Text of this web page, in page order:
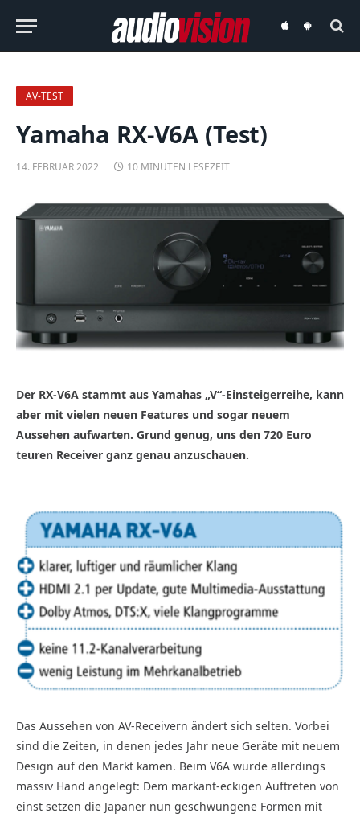
audiovisionaudiovision
AV-TEST
Yamaha RX-V6A (Test)
14. FEBRUAR 2022 10 MINUTEN LESEZEIT
Der RX-V6A stammt aus Yamahas „V“-Einsteigerreihe, kann
aber mit vielen neuen Features und sogar neuem
Aussehen aufwarten. Grund genug, uns den 720 Euro
teuren Receiver ganz genau anzuschauen.
Das Aussehen von AV-Receivern ändert sich selten. Vorbei
sind die Zeiten, in denen jedes Jahr neue Geräte mit neuem
Design auf den Markt kamen. Beim V6A wurde allerdings
massiv Hand angelegt: Dem markant-eckigen Auftreten von
einst setzen die Japaner nun geschwungene Formen mit